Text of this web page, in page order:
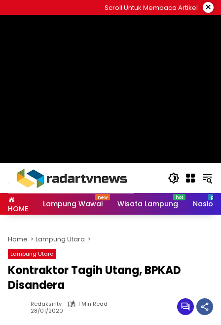
to
Scroll Untuk Membaca Artikel ×
HOME Lampung Wawai Wisata Lampung
Home Lampung Utara
Lampung Utara
Kontraktor Tagih Utang, BPKAD
Disandera
Redaksirltv
1 Min Read
28/01/2020